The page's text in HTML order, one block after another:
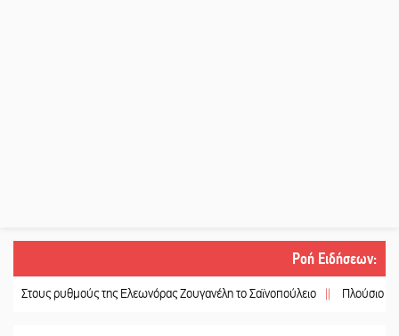
Ροή Ειδήσεων:
ρυθμούς της Ελεωνόρας Ζουγανέλη το Σαϊνοπούλειο || Πλούσιο